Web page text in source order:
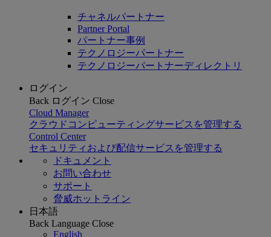
チャネルパートナー
Partner Portal
パートナー事例
テクノロジーパートナー
テクノロジーパートナーディレクトリ
ログイン
Back ログイン Close
Cloud Manager
クラウドコンピューティングサービスを管理する
Control Center
セキュリティおよび配信サービスを管理する
ドキュメント
お問い合わせ
サポート
脅威ホットライン
日本語
Back Language Close
English